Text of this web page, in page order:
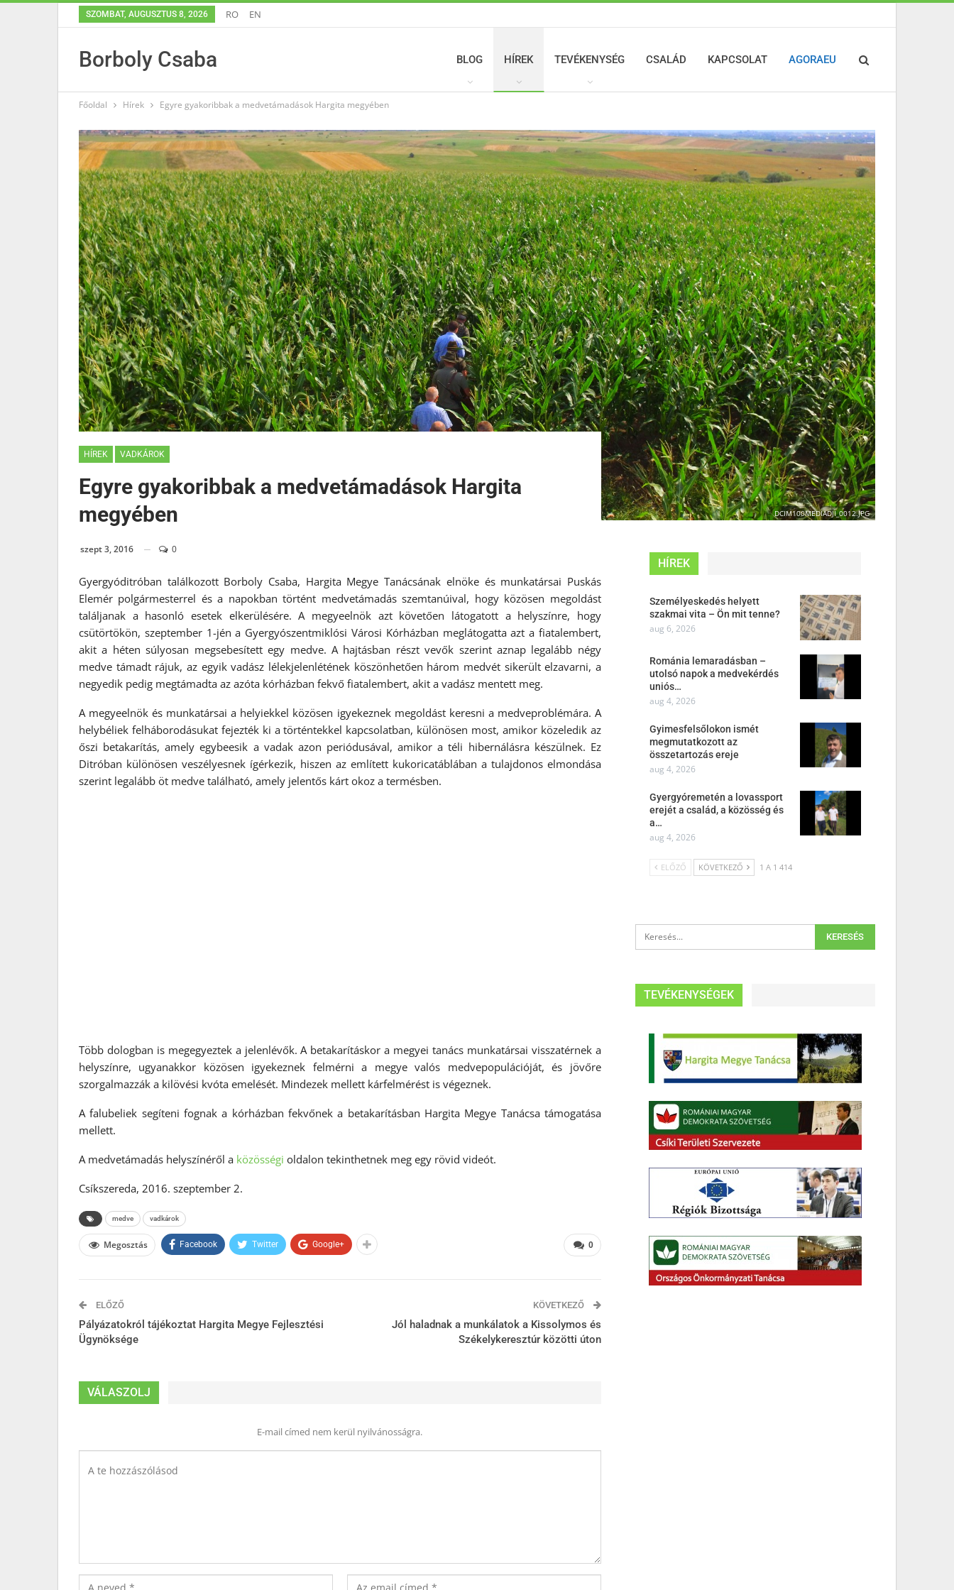
SZOMBAT, AUGUSZTUS 8, 2026 RO EN
Borboly Csaba BLOG HÍREK TEVÉKENYSÉG CSALÁD KAPCSOLAT AGORAEU
Főoldal Hírek Egyre gyakoribbak a medvetámadások Hargita megyében
DCIM100MEDIADJI_0012.JPG
HÍREK VADKÁROK
Egyre gyakoribbak a medvetámadások Hargita
megyében
szept 3, 2016 0
Gyergyóditróban találkozott Borboly Csaba, Hargita Megye Tanácsának elnöke és munkatársai Puskás
Elemér polgármesterrel és a napokban történt medvetámadás szemtanúival, hogy közösen megoldást
találjanak a hasonló esetek elkerülésére. A megyeelnök azt követően látogatott a helyszínre, hogy
csütörtökön, szeptember 1-jén a Gyergyószentmiklósi Városi Kórházban meglátogatta azt a fiatalembert,
akit a héten súlyosan megsebesített egy medve. A hajtásban részt vevők szerint aznap legalább négy
medve támadt rájuk, az egyik vadász lélekjelenlétének köszönhetően három medvét sikerült elzavarni, a
negyedik pedig megtámadta az azóta kórházban fekvő fiatalembert, akit a vadász mentett meg.
A megyeelnök és munkatársai a helyiekkel közösen igyekeznek megoldást keresni a medveproblémára. A
helybéliek felháborodásukat fejezték ki a történtekkel kapcsolatban, különösen most, amikor közeledik az
őszi betakarítás, amely egybeesik a vadak azon periódusával, amikor a téli hibernálásra készülnek. Ez
Ditróban különösen veszélyesnek ígérkezik, hiszen az említett kukoricatáblában a tulajdonos elmondása
szerint legalább öt medve található, amely jelentős kárt okoz a termésben.
Több dologban is megegyeztek a jelenlévők. A betakarításkor a megyei tanács munkatársai visszatérnek a
helyszínre, ugyanakkor közösen igyekeznek felmérni a megye valós medvepopulációját, és jövőre
szorgalmazzák a kilövési kvóta emelését. Mindezek mellett kárfelmérést is végeznek.
A falubeliek segíteni fognak a kórházban fekvőnek a betakarításban Hargita Megye Tanácsa támogatása
mellett.
A medvetámadás helyszínéről a közösségi oldalon tekinthetnek meg egy rövid videót.
Csíkszereda, 2016. szeptember 2.
medve vadkárok
0
Megosztás Facebook Twitter Google+
ELŐZŐ
Pályázatokról tájékoztat Hargita Megye Fejlesztési
Ügynöksége
KÖVETKEZŐ
Jól haladnak a munkálatok a Kissolymos és
Székelykeresztúr közötti úton
VÁLASZOLJ
E-mail címed nem kerül nyilvánosságra.
HÍREK
Személyeskedés helyett
szakmai vita – Ön mit tenne?
aug 6, 2026
Románia lemaradásban –
utolsó napok a medvekérdés
uniós…
aug 4, 2026
Gyimesfelsőlokon ismét
megmutatkozott az
összetartozás ereje
aug 4, 2026
Gyergyóremetén a lovassport
erejét a család, a közösség és
a…
aug 4, 2026
ELŐZŐ KÖVETKEZŐ 1 A 1 414
TEVÉKENYSÉGEK